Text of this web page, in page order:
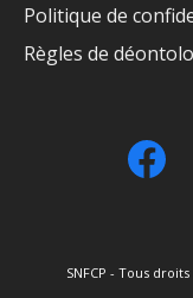
Politique de
Règles de
SNFCP - Tous